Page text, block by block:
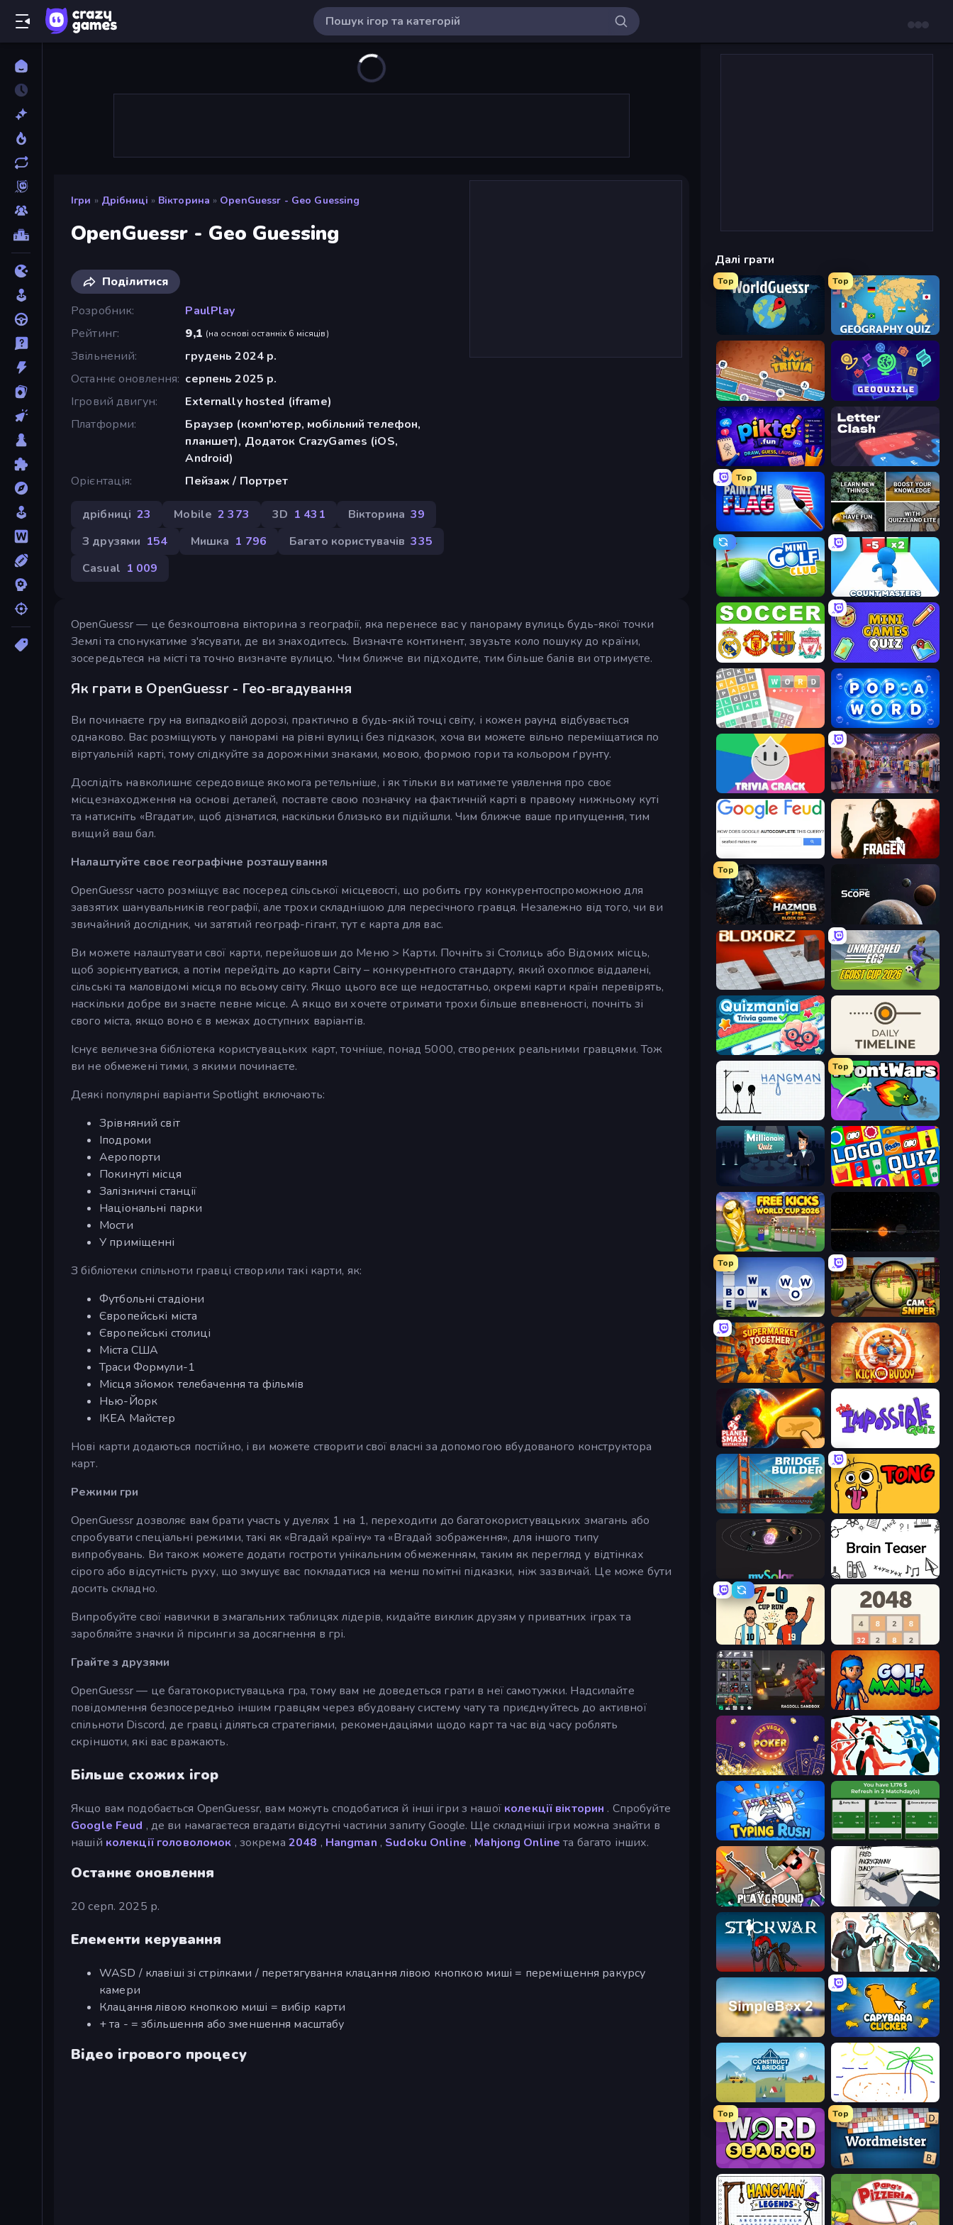
Ігри » Дрібниці » Вікторина » OpenGuessr - Geo Guessing
OpenGuessr - Geo Guessing
Поділитися
Розробник
PaulPlay
Рейтинг
9,1 (на основі останніх 6 місяців)
Звільнений
грудень 2024 р.
Останнє оновлення серпень 2025 р.
Ігровий двигун
Externally hosted (iframe)
Платформи
Браузер (комп'ютер, мобільний телефон,
планшет), Додаток CrazyGames (iOS,
Android)
Орієнтація
Пейзаж / Портрет
дрібниці 23 Mobile 2 373 3D 1 431 Вікторина 39
З друзями 154 Мишка 1 796 Багато користувачів 335
Casual 1 009
OpenGuessr — це безкоштовна вікторина з географії, яка перенесе вас у панораму вулиць будь-якої точки
Землі та спонукатиме з'ясувати, де ви знаходитесь. Визначте континент, звузьте коло пошуку до країни,
зосередьтеся на місті та точно визначте вулицю. Чим ближче ви підходите, тим більше балів ви отримуєте.
Як грати в OpenGuessr - Гео-вгадування
Ви починаєте гру на випадковій дорозі, практично в будь-якій точці світу, і кожен раунд відбувається
однаково. Вас розміщують у панорамі на рівні вулиці без підказок, хоча ви можете вільно переміщатися по
віртуальній карті, тому слідкуйте за дорожніми знаками, мовою, формою гори та кольором ґрунту.
Дослідіть навколишнє середовище якомога ретельніше, і як тільки ви матимете уявлення про своє
місцезнаходження на основі деталей, поставте свою позначку на фактичній карті в правому нижньому куті
та натисніть «Вгадати», щоб дізнатися, наскільки близько ви підійшли. Чим ближче ваше припущення, тим
вищий ваш бал.
Налаштуйте своє географічне розташування
OpenGuessr часто розміщує вас посеред сільської місцевості, що робить гру конкурентоспроможною для
завзятих шанувальників географії, але трохи складнішою для пересічного гравця. Незалежно від того, чи ви
звичайний дослідник, чи затятий географ-гігант, тут є карта для вас.
Ви можете налаштувати свої карти, перейшовши до Меню > Карти. Почніть зі Столиць або Відомих місць,
щоб зорієнтуватися, а потім перейдіть до карти Світу – конкурентного стандарту, який охоплює віддалені,
сільські та маловідомі місця по всьому світу. Якщо цього все ще недостатньо, окремі карти країн перевірять,
наскільки добре ви знаєте певне місце. А якщо ви хочете отримати трохи більше впевненості, почніть зі
свого міста, якщо воно є в межах доступних варіантів.
Існує величезна бібліотека користувацьких карт, точніше, понад 5000, створених реальними гравцями. Тож
ви не обмежені тими, з якими починаєте.
Деякі популярні варіанти Spotlight включають:
Зрівняний світ
Іподроми
Аеропорти
Покинуті місця
Залізничні станції
Національні парки
Мости
У приміщенні
З бібліотеки спільноти гравці створили такі карти, як:
Футбольні стадіони
Європейські міста
Європейські столиці
Міста США
Траси Формули-1
Місця зйомок телебачення та фільмів
Нью-Йорк
ІКЕА Майстер
Нові карти додаються постійно, і ви можете створити свої власні за допомогою вбудованого конструктора
карт.
Режими гри
OpenGuessr дозволяє вам брати участь у дуелях 1 на 1, переходити до багатокористувацьких змагань або
спробувати спеціальні режими, такі як «Вгадай країну» та «Вгадай зображення», для іншого типу
випробувань. Ви також можете додати гостроти унікальним обмеженням, таким як перегляд у відтінках
сірого або відсутність руху, що змушує вас покладатися на менш помітні підказки, ніж зазвичай. Це може бути
досить складно.
Випробуйте свої навички в змагальних таблицях лідерів, кидайте виклик друзям у приватних іграх та
заробляйте значки й пірсинги за досягнення в грі.
Грайте з друзями
OpenGuessr — це багатокористувацька гра, тому вам не доведеться грати в неї самотужки. Надсилайте
повідомлення безпосередньо іншим гравцям через вбудовану систему чату та приєднуйтесь до активної
спільноти Discord, де гравці діляться стратегіями, рекомендаціями щодо карт та час від часу роблять
скріншоти, які вас вражають.
Більше схожих ігор
Якщо вам подобається OpenGuessr, вам можуть сподобатися й інші ігри з нашої колекції вікторин . Спробуйте
Google Feud , де ви намагаєтеся вгадати відсутні частини запиту Google. Ще складніші ігри можна знайти в
нашій колекції головоломок , зокрема 2048 , Hangman , Sudoku Online , Mahjong Online та багато інших.
Останнє оновлення
20 серп. 2025 р.
Елементи керування
WASD / клавіші зі стрілками / перетягування клацання лівою кнопкою миші = переміщення ракурсу
камери
Клацання лівою кнопкою миші = вибір карти
+ та - = збільшення або зменшення масштабу
Відео ігрового процесу
Далі грати
Top
WorldGuessr Free GeoGuessr
Top
Geography Quiz: Flags and Capitals
Trivia GeoQuizle
Pikto.fun LetterClash
Top
Paint the Flag QuizzLand Trivia
Mini Golf Club
European Football Quiz Mini Games Quiz
Wordler Pop-a-Word
Trivia Crack CG FC 26
Fragen
Top
Hazmob FPS: Online Shooter Solar System Scope
Bloxorz
Quizmania: Trivia Game Daily Timeline
Hangman
Top
FrontWars.io
Millionaire Quiz Logo Quiz: Game World Trivia
Free Kicks World Cup 2026 Planetarium 2
Top
Words of Wonders Camo Sniper
Supermarket Together Kick the Buddy
Planet Smash Destruction
Bridge Builder Tong
Brain Teaser
2048
Last Play: Ragdoll Sandbox Golf Mania
Las Vegas Poker Funny Battle Simulator
Typing Rush Idle Soccer Manager
Playground Death Note Type
Stick War Skibidi Toilets: Infection
Capybara Clicker
Construct a Bridge Skribbl.io
Top
Daily Word Search
Top
Wordmeister